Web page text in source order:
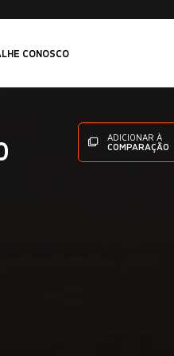
CONOSCO
ADICIONAR À
COMPARAÇÃO